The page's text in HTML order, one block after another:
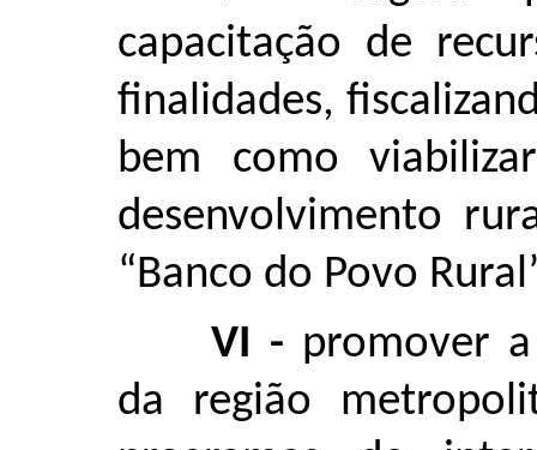
capacitação de
finalidades,
bem como
desenvolvimento
“Banco do Povo
VI - promover
da região